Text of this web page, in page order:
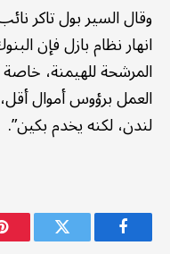
وقال السير بول تاكر
انهار نظام بازل فإن
المرشحة للهيمنة، خاصة
العمل برؤوس أموال
لندن، لكنه يخدم بكين”.
فيسبوك تويتر